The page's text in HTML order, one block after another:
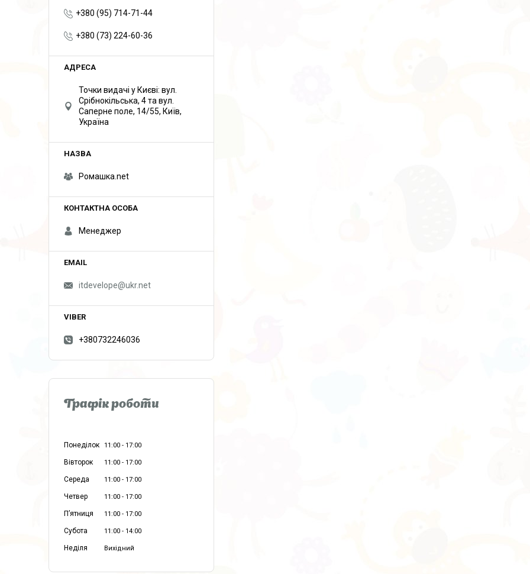
+380 (95) 714-71-44
+380 (73) 224-60-36
Точки видачі у Києві: вул.
Срібнокільська, 4 та вул.
Саперне поле, 14/55, Київ,
Україна
Ромашка.net
Менеджер
itdevelope@ukr.net
+380732246036
Графік роботи
Понеділок 11:00 17:00
Вівторок 11:00 17:00
Середа 11:00 17:00
Четвер 11:00 17:00
Пʼятниця 11:00 17:00
Субота 11:00 14:00
Неділя Вихідний